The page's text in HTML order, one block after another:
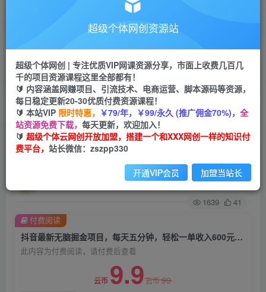
会员专属推广链接
招募站长
挂机
项目
脚本卡密
APP下载
GO
首页 创业课程 会员免费 正文
抖音最新无脑掘金项目，每天五分钟，轻松一单收
入600元【揭秘】
关注 私信
1639 41
抖音最新无脑掘金项目，每天五分钟，轻松一单收入600元【揭秘】
此内容为付费阅读，请付费后查看
云币 9.9云币99
付费阅读
超级个体网创资源站
超级个体网创 | 专注优质VIP网课资源分享，市面上收费几百几
千的项目资源课程这里全部都有！
🔰 内容涵盖网赚项目、引流技术、电商运营、脚本源码等资源，
每日稳定更新20-30优质付费资源课程！
🔰 本站VIP 限时特惠， ￥79/年，￥99/永久 (推广佣金70%)， 全
站资源免费下载， 每天更新，欢迎加入！
🔰 超级个体云网创开放加盟，搭建一个和XXX网创一样的知识付
费平台， 站长微信：zszpp330
开通VIP会员 加盟当站长